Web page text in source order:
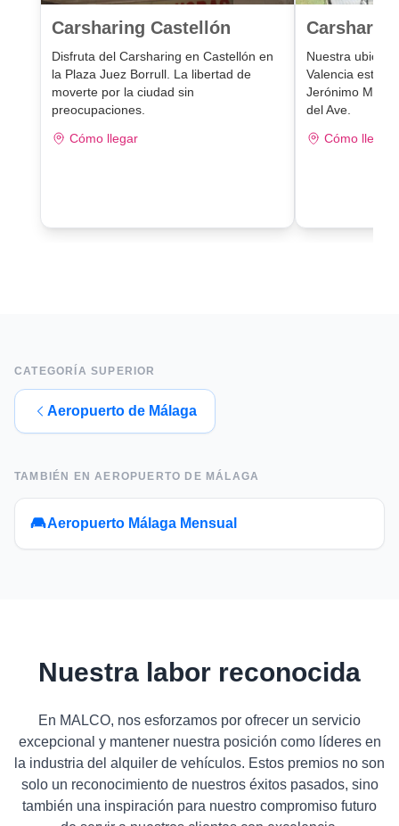
Carsharing Castellón
Disfruta del Carsharing en Castellón en
la Plaza Juez Borrull. La libertad de
moverte por la ciudad sin
preocupaciones.
Cómo llegar
Nuestra
Valencia está
Jerónimo
del Ave.
Cómo llegar
CATEGORÍA SUPERIOR
Aeropuerto de Málaga
TAMBIÉN EN AEROPUERTO DE MÁLAGA
Aeropuerto Málaga Mensual
Nuestra labor reconocida
En MALCO, nos esforzamos por ofrecer un servicio
excepcional y mantener nuestra posición como líderes en
la industria del alquiler de vehículos. Estos premios no son
solo un reconocimiento de nuestros éxitos pasados, sino
también una inspiración para nuestro compromiso futuro